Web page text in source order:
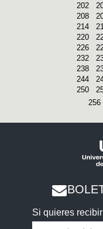
202
208
214
220
226
232
238
244
250
256
Si quieres